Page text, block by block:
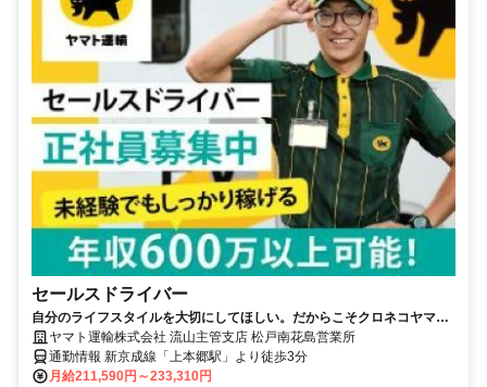
セールスドライバー
自分のライフスタイルを大切にしてほしい。だからこそクロネコヤマト
は収入も休日も充実
ヤマト運輸株式会社 流山主管支店 松戸南花島営業所
通勤情報 新京成線「上本郷駅」より徒歩3分
月給211,590円～233,310円